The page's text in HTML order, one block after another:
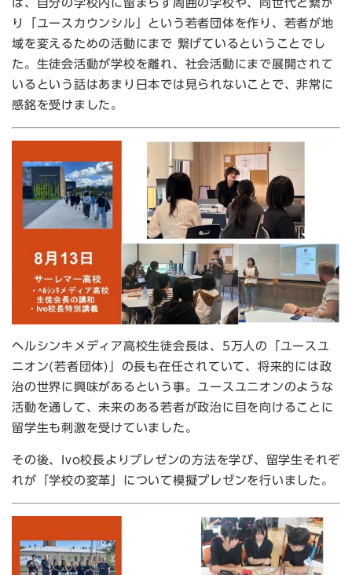
は、自分の学校内に留まらず周囲の学校や、同世代と繋が
り「ユースカウンシル」という若者団体を作り、若者が地
域を変えるための活動にまで 繋げているということでし
た。生徒会活動が学校を離れ、社会活動にまで展開されて
いるという話はあまり日本では見られないことで、非常に
感銘を受けました。
ヘルシンキメディア高校生徒会長は、5万人の「ユースユ
ニオン(若者団体)」の長も在任されていて、将来的には政
治の世界に興味があるという事。ユースユニオンのような
活動を通して、未来のある若者が政治に目を向けることに
留学生も刺激を受けていました。
その後、Ivo校長よりプレゼンの方法を学び、留学生それぞ
れが「学校の変革」について模擬プレゼンを行いました。